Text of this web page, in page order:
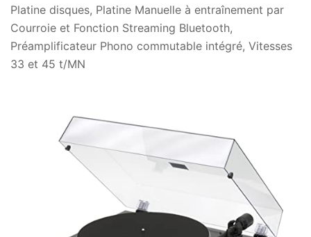
Platine disques, Platine Manuelle à entraînement par
Courroie et Fonction Streaming Bluetooth,
Préamplificateur Phono commutable intégré, Vitesses
33 et 45 t/MN